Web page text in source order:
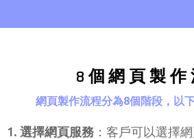
8個網頁製作
網頁製作流程分為8個階段，以
選擇網頁服務 ：客戶可以選擇